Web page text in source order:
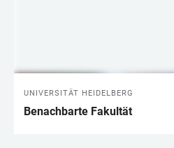
UNIVERSITÄT HEIDELBERG
Benachbarte Fakultät